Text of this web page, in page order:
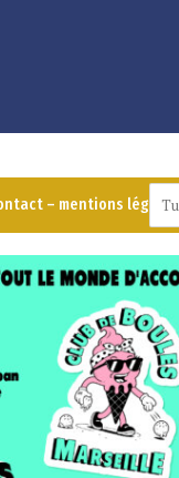
– mentions légales